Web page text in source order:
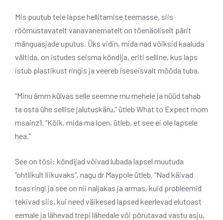
Mis puutub teie lapse hellitamise teemasse, siis
rõõmustavatelt vanavanematelt on tõenäoliselt pärit
mänguasjade uputus. Üks vidin, mida nad võiksid kaaluda
vältida, on istudes seisma kõndija, eriti selline, kus laps
istub plastikust ringis ja veereb iseseisvalt mööda tuba.
“Minu ämm külvas selle seemne mu mehele ja nüüd tahab
ta osta ühe sellise jalutuskäru,” ütleb What to Expect mom
msainz1. “Kõik, mida ma loen, ütleb, et see ei ole lapsele
hea.”
See on tõsi: kõndijad võivad lubada lapsel muutuda
“ohtlikult liikuvaks”, nagu dr Maypole ütleb. “Nad käivad
toas ringi ja see on nii naljakas ja armas, kuid probleemid
tekivad siis, kui need väikesed lapsed keerlevad elutoast
eemale ja lähevad trepi lähedale või põrutavad vastu asju,